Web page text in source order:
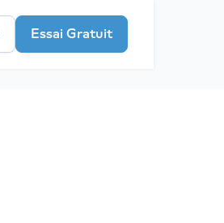
Essai Gratuit